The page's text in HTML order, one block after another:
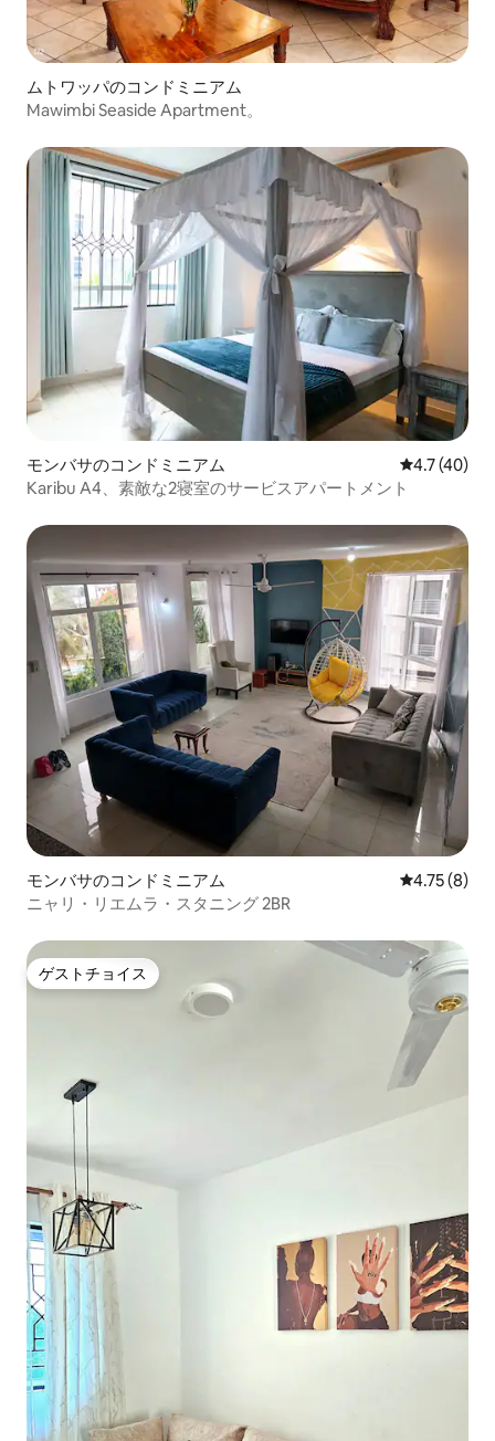
ムトワッパのコンドミニアム
Mawimbi Seaside Apartment。
モンバサのコンドミニアム レビュー40
4.7 (40)
Karibu A4、素敵な2寝室のサービスアパートメント
モンバサのコンドミニアム レビュー8
4.75 (8)
ニャリ・リエムラ・スタニング 2BR
ゲストチョイス
ゲストチョイス